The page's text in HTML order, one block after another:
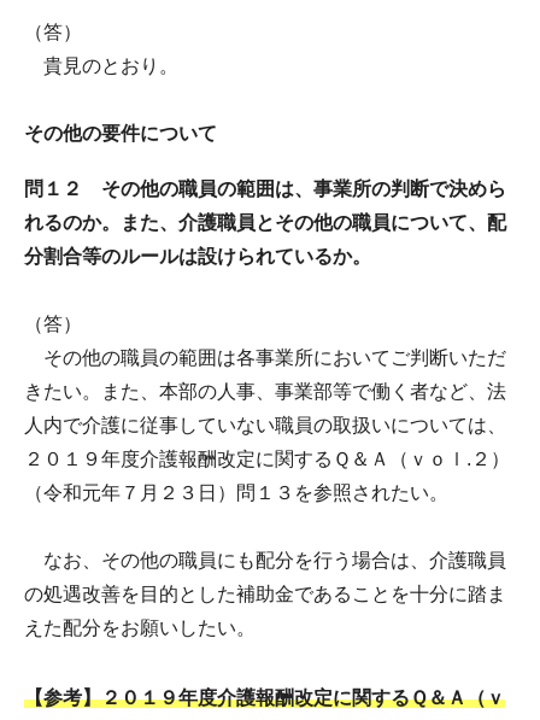
（答）
貴見のとおり。
その他の要件について
問１２ その他の職員の範囲は、事業所の判断で決めら
れるのか。また、介護職員とその他の職員について、配
分割合等のルールは設けられているか。
（答）
その他の職員の範囲は各事業所においてご判断いただ
きたい。また、本部の人事、事業部等で働く者など、法
人内で介護に従事していない職員の取扱いについては、
２０１９年度介護報酬改定に関するＱ＆Ａ（ｖｏｌ.２）
（令和元年７月２３日）問１３を参照されたい。
なお、その他の職員にも配分を行う場合は、介護職員
の処遇改善を目的とした補助金であることを十分に踏ま
えた配分をお願いしたい。
【参考】２０１９年度介護報酬改定に関するＱ＆Ａ（ｖ